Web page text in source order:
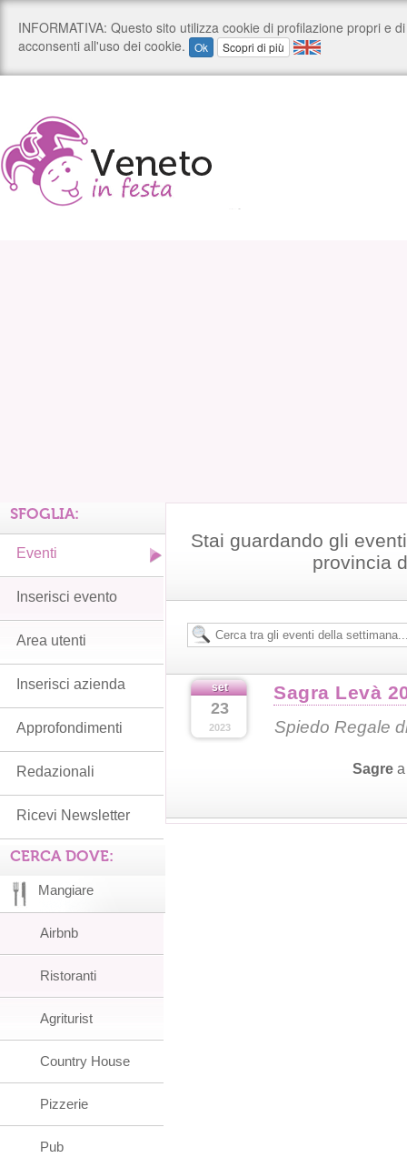
Stai guardando gli
provincia
set
23
2023
Sagra Levà
Spiedo Regale
Sagre
SFOGLIA:
Eventi
Inserisci evento
Area utenti
Inserisci azienda
Approfondimenti
Redazionali
Ricevi Newsletter
CERCA DOVE:
Mangiare
Airbnb
Ristoranti
Agriturist
Country House
Pizzerie
Pub